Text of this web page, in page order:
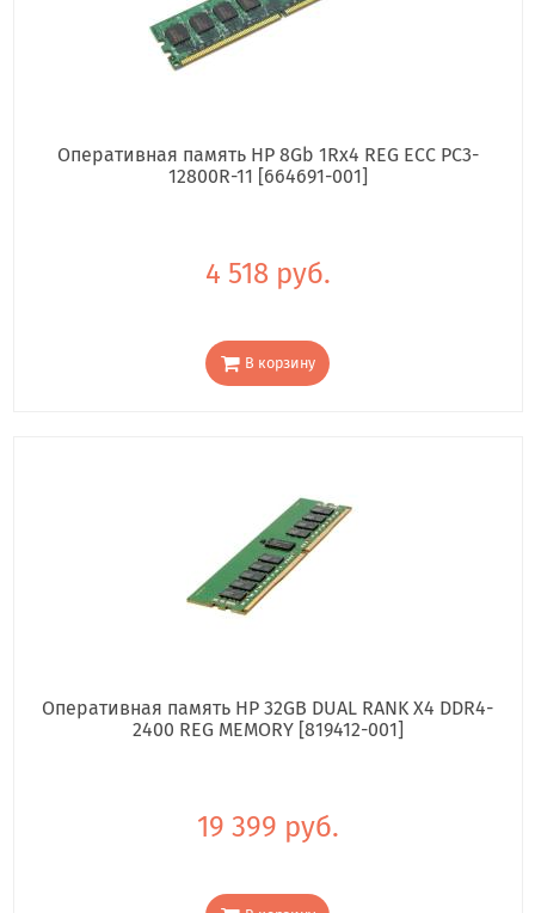
Оперативная память HP 8Gb 1Rx4 REG ECC PC3-
12800R-11 [664691-001]
4 518 руб.
В корзину
Оперативная память HP 32GB DUAL RANK X4 DDR4-
2400 REG MEMORY [819412-001]
19 399 руб.